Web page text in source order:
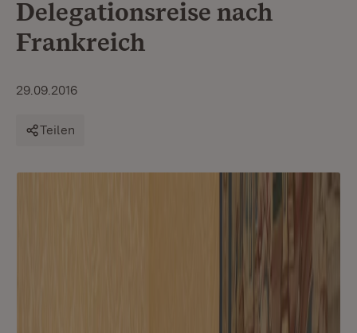
Delegationsreise nach
Frankreich
29.09.2016
Teilen